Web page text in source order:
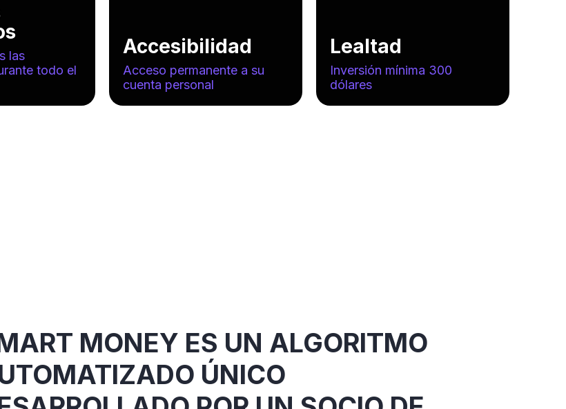
las
todo el
Accesibilidad
Acceso permanente a su
cuenta personal
Lealtad
Inversión mínima 300
dólares
MONEY ES UN ALGORITMO
ÚNICO